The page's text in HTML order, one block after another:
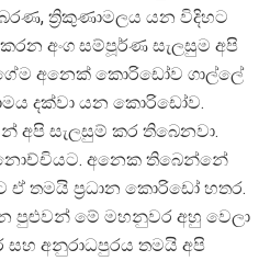
ත්‍රිකුණාමලය යන විදිහට
අංග සම්පූර්ණ සැලසුම අපි
අනෙක් කොරිඩෝව ගාල්ලේ
දක්වා යන කොරිඩෝව.
අපි සැලසුම් කර තිබෙනවා.
අනෙක තිබෙන්නේ
ඒ තමයි ප්‍රධාන කොරිඩෝ හතර.
මේ මහනුවර අහු වෙලා
සහ අනුරාධපුරය තමයි අපි